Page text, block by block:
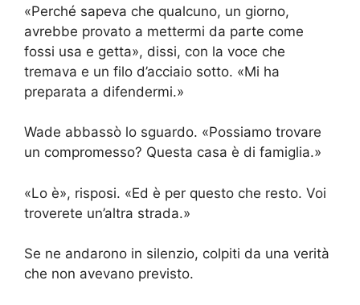
«Perché sapeva che qualcuno, un giorno,
avrebbe provato a mettermi da parte come
fossi usa e getta», dissi, con la voce che
tremava e un filo d’acciaio sotto. «Mi ha
preparata a difendermi.»
Wade abbassò lo sguardo. «Possiamo trovare
un compromesso? Questa casa è di famiglia.»
«Lo è», risposi. «Ed è per questo che resto. Voi
troverete un’altra strada.»
Se ne andarono in silenzio, colpiti da una verità
che non avevano previsto.